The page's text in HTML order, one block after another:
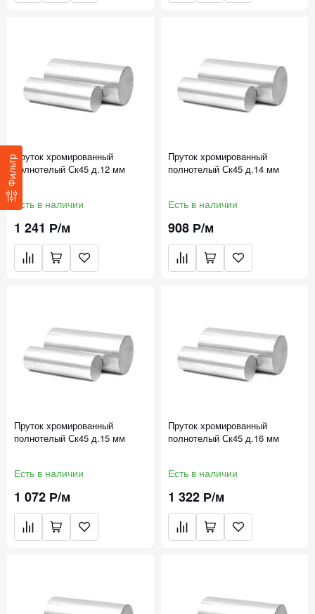
ФильтрПруток хромированный
полнотелый Ск45 д.12 мм
Есть в наличии
1 241 Р/м
Пруток хромированный
полнотелый Ск45 д.14 мм
Есть в наличии
908 Р/м
Пруток хромированный
полнотелый Ск45 д.15 мм
Есть в наличии
1 072 Р/м
Пруток хромированный
полнотелый Ск45 д.16 мм
Есть в наличии
1 322 Р/м